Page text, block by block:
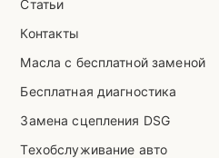
Статьи
Контакты
Масла с бесплатной заменой
Бесплатная диагностика
Замена сцепления DSG
Техобслуживание авто